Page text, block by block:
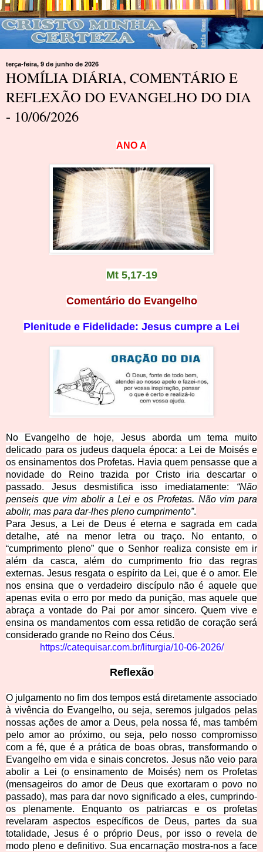
terça-feira, 9 de junho de 2026
HOMÍLIA DIÁRIA, COMENTÁRIO E
REFLEXÃO DO EVANGELHO DO DIA
- 10/06/2026
A NO A
Mt 5,17-19
Comentário do Evangelho
Plenitude e Fidelidade: Jesus cumpre a Lei
No Evangelho de hoje, Jesus aborda um tema muito
delicado para os judeus daquela época: a Lei de Moisés e
os ensinamentos dos Profetas. Havia quem pensasse que a
novidade do Reino trazida por Cristo iria descartar o
passado. Jesus desmistifica isso imediatamente: “Não
penseis que vim abolir a Lei e os Profetas. Não vim para
abolir, mas para dar-lhes pleno cumprimento”.
Para Jesus, a Lei de Deus é eterna e sagrada em cada
detalhe, até na menor letra ou traço. No entanto, o
“cumprimento pleno” que o Senhor realiza consiste em ir
além da casca, além do cumprimento frio das regras
externas. Jesus resgata o espírito da Lei, que é o amor. Ele
nos ensina que o verdadeiro discípulo não é aquele que
apenas evita o erro por medo da punição, mas aquele que
abraça a vontade do Pai por amor sincero. Quem vive e
ensina os mandamentos com essa retidão de coração será
considerado grande no Reino dos Céus.
https://catequisar.com.br/liturgia/10-06-2026/
Reflexão
O julgamento no fim dos tempos está diretamente associado
à vivência do Evangelho, ou seja, seremos julgados pelas
nossas ações de amor a Deus, pela nossa fé, mas também
pelo amor ao próximo, ou seja, pelo nosso compromisso
com a fé, que é a prática de boas obras, transformando o
Evangelho em vida e sinais concretos. Jesus não veio para
abolir a Lei (o ensinamento de Moisés) nem os Profetas
(mensageiros do amor de Deus que exortaram o povo no
passado), mas para dar novo significado a eles, cumprindo-
os plenamente. Enquanto os patriarcas e os profetas
revelaram aspectos específicos de Deus, partes da sua
totalidade, Jesus é o próprio Deus, por isso o revela de
modo pleno e definitivo. Sua encarnação mostra-nos a face